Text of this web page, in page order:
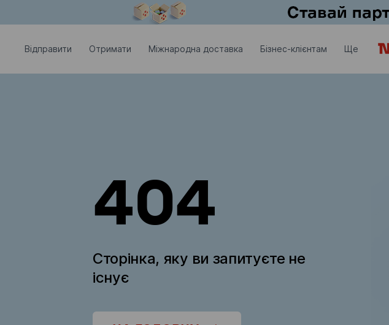
Відправити Отримати Міжнародна доставка Бізнес-клієнтам Ще
404
Сторінка, яку ви запитуєте не
існує